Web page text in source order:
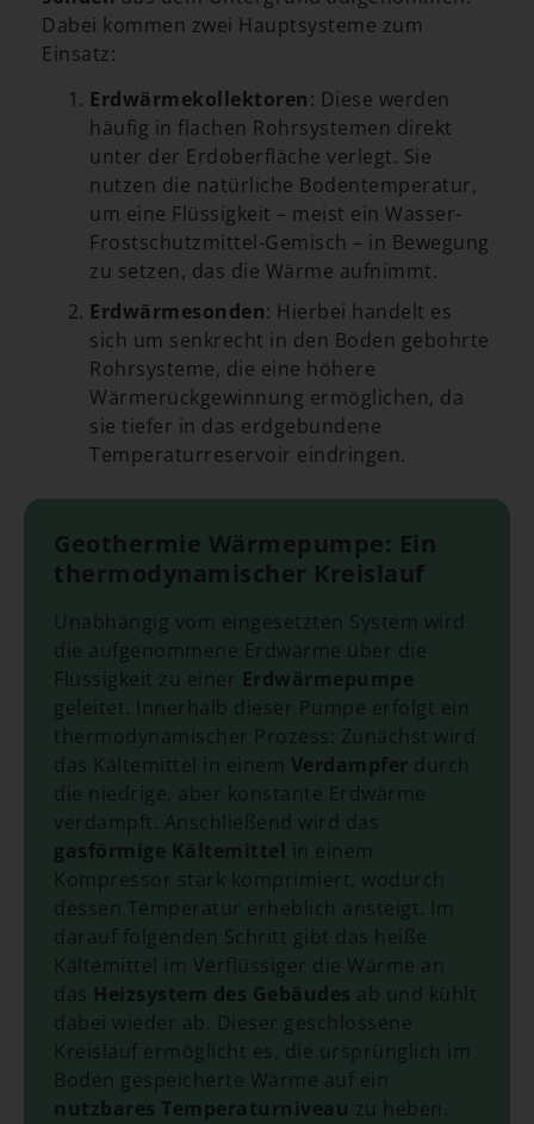
Dabei kommen zwei Hauptsysteme zum
Einsatz:
Erdwärmekollektoren: Diese werden
häufig in flachen Rohrsystemen direkt
unter der Erdoberfläche verlegt. Sie
nutzen die natürliche Bodentemperatur,
um eine Flüssigkeit – meist ein Wasser-
Frostschutzmittel-Gemisch – in Bewegung
zu setzen, das die Wärme aufnimmt.
Erdwärmesonden: Hierbei handelt es
sich um senkrecht in den Boden gebohrte
Rohrsysteme, die eine höhere
Wärmerückgewinnung ermöglichen, da
sie tiefer in das erdgebundene
Temperaturreservoir eindringen.
Geothermie Wärmepumpe: Ein
thermodynamischer Kreislauf
Unabhängig vom eingesetzten System wird
die aufgenommene Erdwärme über die
Flüssigkeit zu einer Erdwärmepumpe
geleitet. Innerhalb dieser Pumpe erfolgt ein
thermodynamischer Prozess: Zunächst wird
das Kältemittel in einem Verdampfer durch
die niedrige, aber konstante Erdwärme
verdampft. Anschließend wird das
gasförmige Kältemittel in einem
Kompressor stark komprimiert, wodurch
dessen Temperatur erheblich ansteigt. Im
darauf folgenden Schritt gibt das heiße
Kältemittel im Verflüssiger die Wärme an
das Heizsystem des Gebäudes ab und kühlt
dabei wieder ab. Dieser geschlossene
Kreislauf ermöglicht es, die ursprünglich im
Boden gespeicherte Wärme auf ein
nutzbares Temperaturniveau zu heben.